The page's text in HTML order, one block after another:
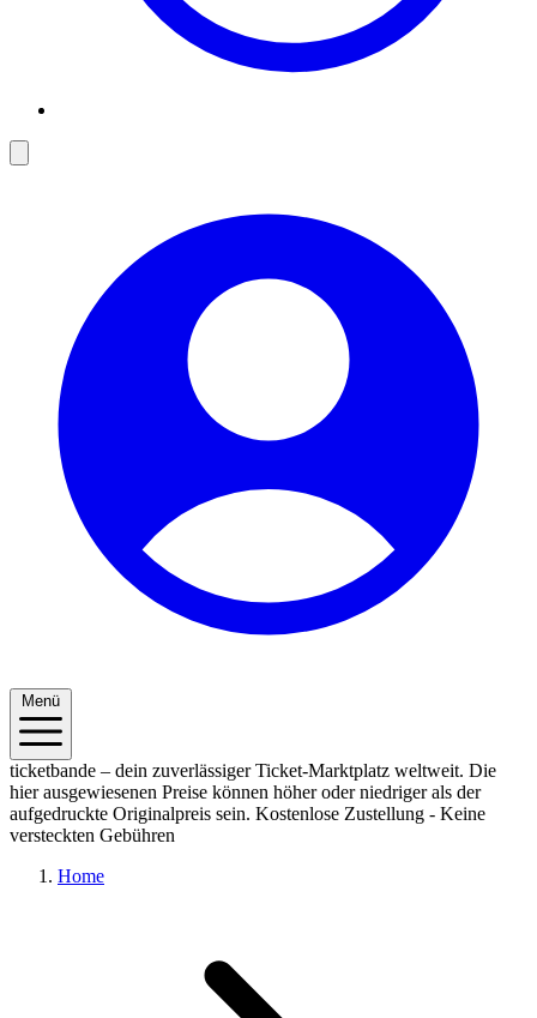
Menü
ticketbande – dein zuverlässiger Ticket-Marktplatz weltweit. Die
hier ausgewiesenen Preise können höher oder niedriger als der
aufgedruckte Originalpreis sein. Kostenlose Zustellung - Keine
versteckten Gebühren
Home